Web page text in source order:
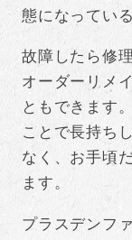
態になってい
故障したら修
オーダーリメ
ともできます
ことで長持ち
なく、お手頃
ます。
プラスデンフ